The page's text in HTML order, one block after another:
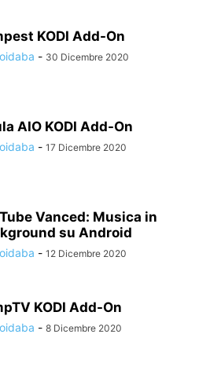
KODI Add-On
- 30 Dicembre 2020
AIO KODI Add-On
- 17 Dicembre 2020
Vanced: Musica in
su Android
- 12 Dicembre 2020
KODI Add-On
- 8 Dicembre 2020